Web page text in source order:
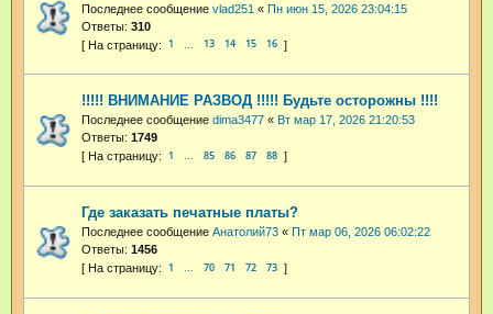
Последнее сообщение vlad251 « Пн июн 15, 2026 23:04:15
Ответы: 310
1 13 14 15 16
!!!!! ВНИМАНИЕ РАЗВОД !!!!! Будьте осторожны !!!!
Последнее сообщение dima3477 « Вт мар 17, 2026 21:20:53
Ответы: 1749
1 … 85 86 87 88
Где заказать печатные платы?
Последнее сообщение Анатолий73 « Пт мар 06, 2026 06:02:22
Ответы: 1456
1 … 70 71 72 73